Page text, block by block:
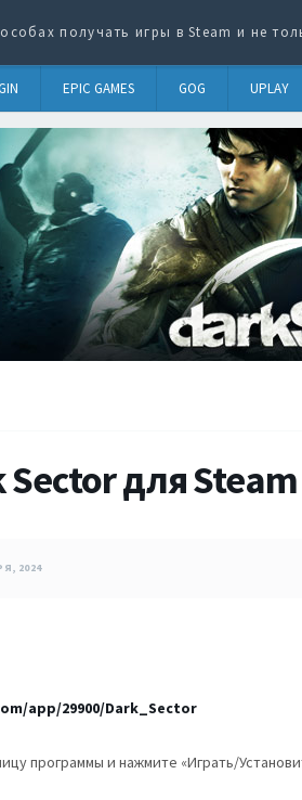
получать игры в Steam и не
EPIC GAMES GOG UPLAY
для Steam
2024
app/29900/Dark_Sector
программы и нажмите «Играть/